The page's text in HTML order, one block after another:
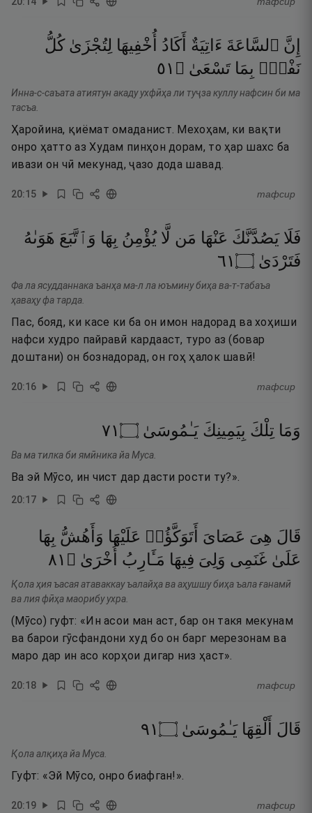
إِنَّ ٱلسَّاعَةَ ءَاتِيَةٌ أَكَادُ أُخْفِيهَا لِتُجْزَىٰ كُلُّ
نَفْسٍۭ بِمَا تَسْعَىٰ ۝ ١٥
Инна-с-саъата атиятун акаду ухфӣҳа ли туҷза куллу нафсин би ма
тасъа.
Ҳаройина, қиёмат омаданист. Мехоҳам, ки вақти
онро ҳатто аз Худам пинҳон дорам, то ҳар шахс ба
ивази он чӣ мекунад, ҷазо дода шавад.
20:15 тафсир
فَلَا يَصُدَّنَّكَ عَنْهَا مَن لَّا يُؤْمِنُ بِهَا وَٱتَّبَعَ هَوَىٰهُ
فَتَرْدَىٰ ۝١٦
Фа ла ясудданнака ъанҳа ма-л ла юъмину биҳа ва-т-табаъа
ҳаваҳу фа тарда.
Пас, бояд, ки касе ки ба он имон надорад ва хоҳиши
нафси худро пайравӣ кардааст, туро аз (бовар
доштани) он бознадорад, он гоҳ ҳалок шавӣ!
20:16 тафсир
وَمَا تِلْكَ بِيَمِينِكَ يَـٰمُوسَىٰ ۝١٧
Ва ма тилка би ямӣника йа Муса.
Ва эй Мӯсо, ин чист дар дасти рости ту?».
20:17
قَالَ هِىَ عَصَاىَ أَتَوَكَّؤُا۟ عَلَيْهَا وَأَهُشُّ بِهَا
عَلَىٰ غَنَمِى وَلِىَ فِيهَا مَـَٔارِبُ أُخْرَىٰ ۝ ١٨
Қола ҳия ъасая атаваккау ъалайҳа ва аҳушшу биҳа ъала ғанамӣ
ва лия фӣҳа маорибу ухра.
(Мӯсо) гуфт: «Ин асои ман аст, бар он такя мекунам
ва барои гӯсфандони худ бо он барг мерезонам ва
маро дар ин асо корҳои дигар низ ҳаст».
20:18 тафсир
قَالَ أَلْقِهَا يَـٰمُوسَىٰ ۝١٩
Қола алқиҳа йа Муса.
Гуфт: «Эй Мӯсо, онро биафган!».
20:19 тафсир